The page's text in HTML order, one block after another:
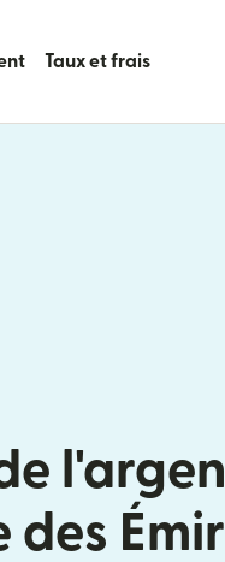
Taux et frais
des